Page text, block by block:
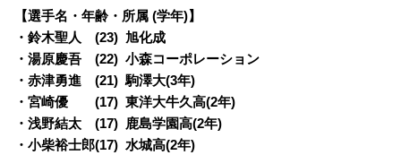
【選手名・年齢・所属 (学年)】
・鈴木聖人 (23) 旭化成
・湯原慶吾 (22) 小森コーポレーション
・赤津勇進 (21) 駒澤大(3年)
・宮崎優 (17) 東洋大牛久高(2年)
・浅野結太 (17) 鹿島学園高(2年)
・小柴裕士郎(17) 水城高(2年)